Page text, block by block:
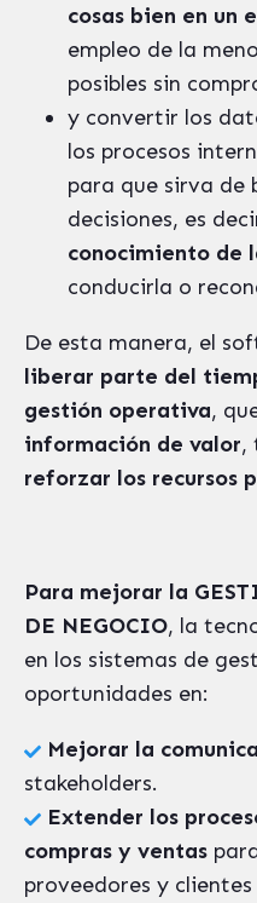
cosas bien en un
empleo de la
posibles sin
y convertir los
los procesos
para que sirva de
decisiones, es
conocimiento de
conducirla o
De esta manera, el
liberar parte del
gestión operativa,
información de valor,
reforzar los recursos
Para mejorar la
DE NEGOCIO, la
en los sistemas de
oportunidades en:
Mejorar la
stakeholders.
Extender los
compras y ventas
proveedores y